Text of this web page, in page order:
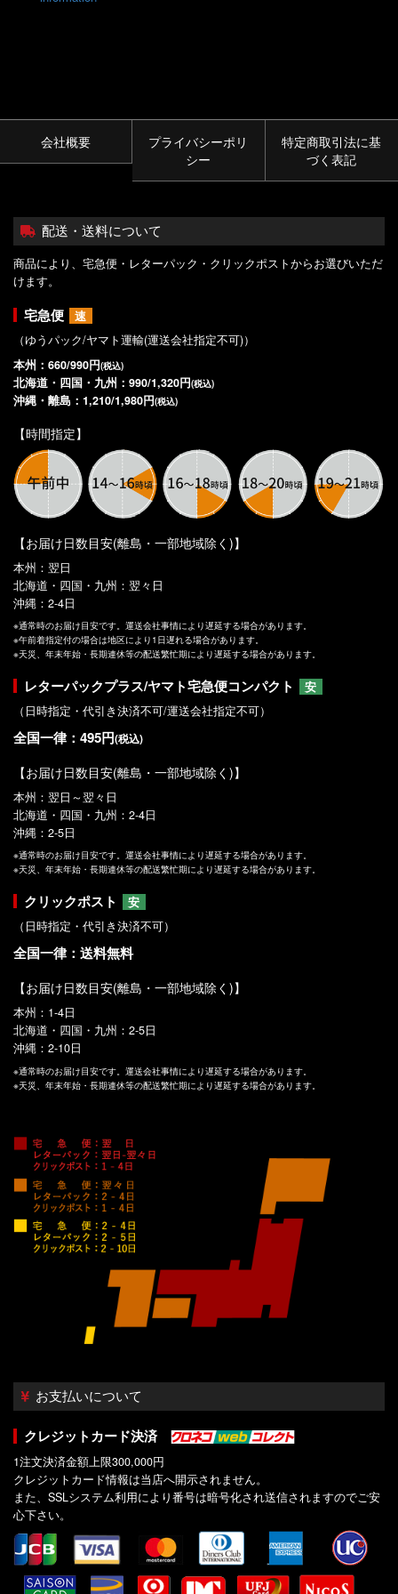
会社概要
プライバシーポリ
シー
特定商取引法に基
づく表記
配送・送料について
商品により、宅急便・レターパック・クリックポストからお選びいただ
けます。
宅急便
速
（ゆうパック/ヤマト運輸(運送会社指定不可)）
本州：660/990円(税込)
北海道・四国・九州：990/1,320円(税込)
沖縄・離島：1,210/1,980円(税込)
【時間指定】
【お届け日数目安(離島・一部地域除く)】
本州：翌日
北海道・四国・九州：翌々日
沖縄：2-4日
※通常時のお届け目安です。運送会社事情により遅延する場合があります。
※午前着指定付の場合は地区により1日遅れる場合があります。
※天災、年末年始・長期連休等の配送繁忙期により遅延する場合があります。
レターパックプラス/ヤマト宅急便コンパクト
安
（日時指定・代引き決済不可/運送会社指定不可）
全国一律：495円(税込)
【お届け日数目安(離島・一部地域除く)】
本州：翌日～翌々日
北海道・四国・九州：2-4日
沖縄：2-5日
※通常時のお届け目安です。運送会社事情により遅延する場合があります。
※天災、年末年始・長期連休等の配送繁忙期により遅延する場合があります。
クリックポスト
安
（日時指定・代引き決済不可）
全国一律：送料無料
【お届け日数目安(離島・一部地域除く)】
本州：1-4日
北海道・四国・九州：2-5日
沖縄：2-10日
※通常時のお届け目安です。運送会社事情により遅延する場合があります。
※天災、年末年始・長期連休等の配送繁忙期により遅延する場合があります。
お支払いについて
クレジットカード決済
1注文決済金額上限300,000円
クレジットカード情報は当店へ開示されません。
また、SSLシステム利用により番号は暗号化され送信されますのでご安
心下さい。